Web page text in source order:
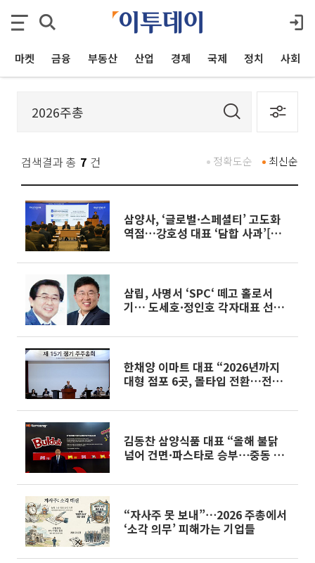
마켓 금융 부동산 산업 경제 국제 정치 사회
검색결과 총 7 건 최신순
정확도순
삼양사, ‘글로벌·스페셜티’ 고도화
역점…강호성 대표 ‘담합 사과’[주
삼립, 사명서 ‘SPC‘ 떼고 홀로서
기… 도세호·정인호 각자대표 선임
한채양 이마트 대표 “2026년까지
대형 점포 6곳, 몰타입 전환…전년
김동찬 삼양식품 대표 “올해 불닭
넘어 건면·파스타로 승부⋯중동 리
“자사주 못 보내”⋯2026 주총에서
‘소각 의무’ 피해가는 기업들